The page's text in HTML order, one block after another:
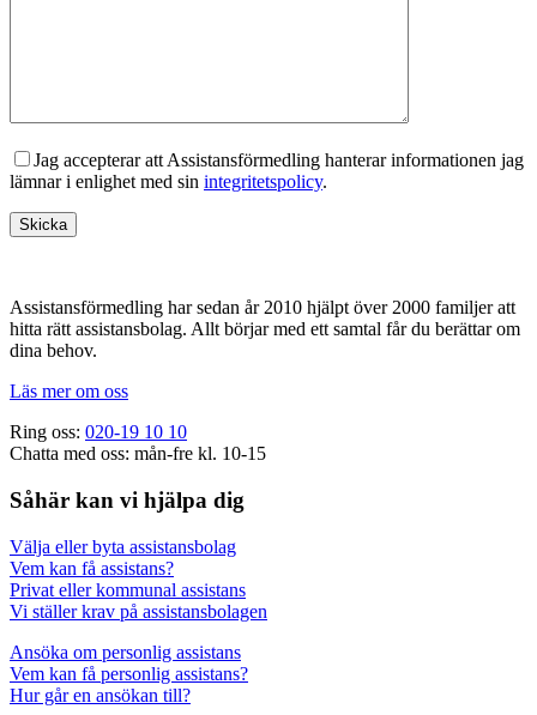
Jag accepterar att Assistansförmedling hanterar informationen jag
lämnar i enlighet med sin integritetspolicy.
Assistansförmedling har sedan år 2010 hjälpt över 2000 familjer att
hitta rätt assistansbolag. Allt börjar med ett samtal får du berättar om
dina behov.
Läs mer om oss
Ring oss: 020-19 10 10
Chatta med oss: mån-fre kl. 10-15
Såhär kan vi hjälpa dig
Välja eller byta assistansbolag
Vem kan få assistans?
Privat eller kommunal assistans
Vi ställer krav på assistansbolagen
Ansöka om personlig assistans
Vem kan få personlig assistans?
Hur går en ansökan till?